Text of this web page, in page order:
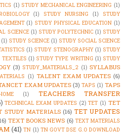
(1) STUDY MECHANICAL ENGINEERING (1)
(1) STUDY NURSING (1)
STUDY
(1) STUDY PHYSICAL EDUCATION (1)
SCIENCE (1) STUDY POLYTECHNIC (1) STUDY
(1) STUDY SCIENCE (1) STUDY SOCIAL SCIENCE
(1) STUDY STENOGRAPHY (1) STUDY
TEXTILES (1) STUDY TYPE WRITING (1) STUDY
(3) STUDY_MATERIALS_2 (1) SYLLABUS
(1) TALENT EXAM UPDATES (6)
EXAM UPDATES (3) TAPS (1) TAPS
(1)
TEACHERS TRANSFER
TECHNICAL EXAM UPDATES (2) TET (1) TET
STUDY MATERIALS (16) TET UPDATES
TEXT BOOKS NEWS (6) TEXT MATERIALS
(41) TN (1) TN GOVT DSE G.O DOWNLOAD